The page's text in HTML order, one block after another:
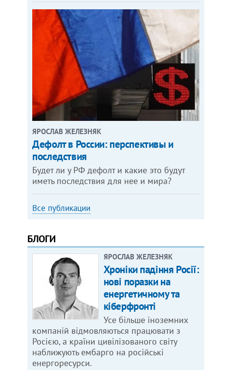
ЯРОСЛАВ ЖЕЛЕЗНЯК
Дефолт в России: перспективы и
последствия
Будет ли у РФ дефолт и какие это будут
иметь последствия для нее и мира?
Все публикации
БЛОГИ
ЯРОСЛАВ ЖЕЛЕЗНЯК
Хроніки падіння Росії:
нові поразки на
енергетичному та
кіберфронті
Усе більше іноземних
компаній відмовляються працювати з
Росією, а країни цивілізованого світу
наближують ембарго на російські
енергоресурси.